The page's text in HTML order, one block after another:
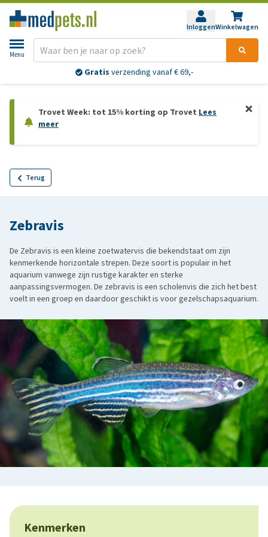
InloggenWinkelwagen
Menu
Gratis verzending vanaf € 69,-
Trovet Week: tot 15% korting op Trovet Lees
meer
Terug
Zebravis
De Zebravis is een kleine zoetwatervis die bekendstaat om zijn
kenmerkende horizontale strepen. Deze soort is populair in het
aquarium vanwege zijn rustige karakter en sterke
aanpassingsvermogen. De zebravis is een scholenvis die zich het best
voelt in een groep en daardoor geschikt is voor gezelschapsaquarium.
Kenmerken